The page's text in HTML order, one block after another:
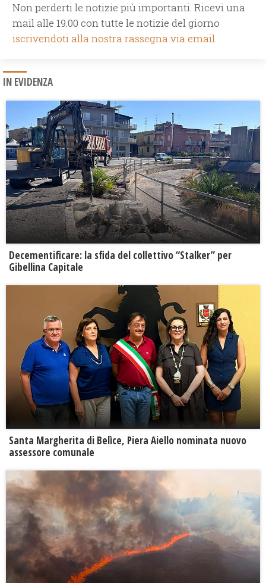
Non perderti le notizie più importanti. Ricevi una
mail alle 19.00 con tutte le notizie del giorno
iscrivendoti alla nostra rassegna via email.
IN EVIDENZA
Decementificare: la sfida del collettivo “Stalker” per
Gibellina Capitale
Santa Margherita di Belìce, Piera Aiello nominata nuovo
assessore comunale